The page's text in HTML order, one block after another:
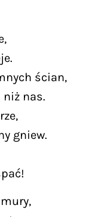
ścian,
niż nas.
gniew.